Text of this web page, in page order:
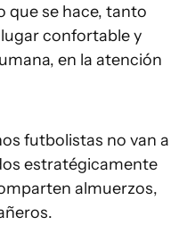
que se hace, tanto
confortable y
en la atención
futbolistas no van a
estratégicamente
almuerzos,